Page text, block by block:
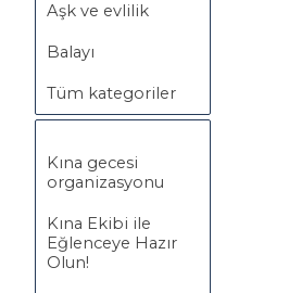
Aşk ve evlilik
Balayı
Tüm kategoriler
Kına gecesi
organizasyonu
Kına Ekibi ile
Eğlenceye Hazır
Olun!